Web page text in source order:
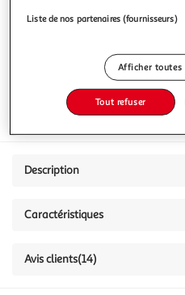
Afficher
Description
Caractéristiques
Avis clients(14)
Liste de nos partenaires (fournisseurs)
Afficher toutes
Tout refuser